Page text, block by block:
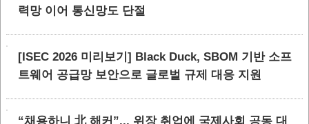
력망 이어 통신망도 단절
[ISEC 2026 미리보기] Black Duck, SBOM 기반 소프
트웨어 공급망 보안으로 글로벌 규제 대응 지원
“채용하니 北 해커”... 위장 취업에 국제사회 공동 대